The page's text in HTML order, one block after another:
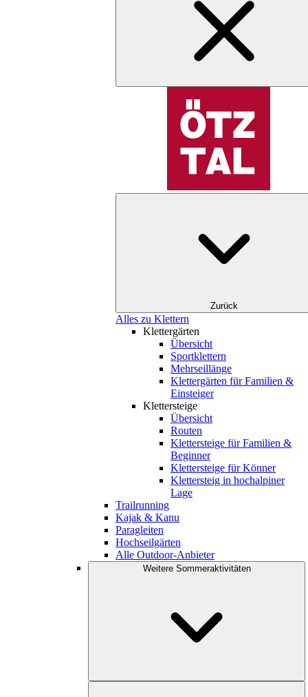
Zurück
Alles zu Klettern
Klettergärten
Übersicht
Sportklettern
Mehrseillänge
Klettergärten für Familien &
Einsteiger
Klettersteige
Übersicht
Routen
Klettersteige für Familien &
Beginner
Klettersteige für Könner
Klettersteig in hochalpiner
Lage
Trailrunning
Kajak & Kanu
Paragleiten
Hochseilgärten
Alle Outdoor-Anbieter
Weitere Sommeraktivitäten